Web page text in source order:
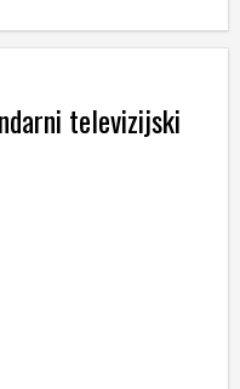
televizijski